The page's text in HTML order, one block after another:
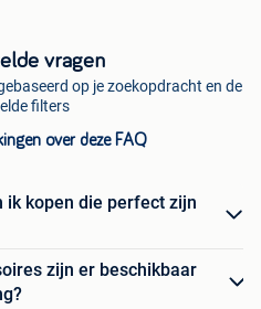
vragen
op je zoekopdracht en de
filters
over deze FAQ
ik kopen die perfect zijn
zijn er beschikbaar